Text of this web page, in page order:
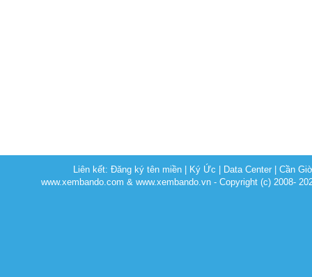
Liên kết:Đăng ký tên miền Ký Ức Data Center |Cần
www.xembando.com & www.xembando.vn - Copyright (c) 2008-